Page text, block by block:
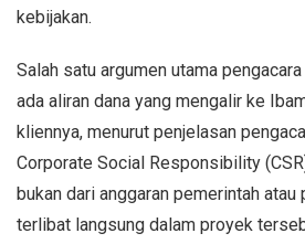
kebijakan.
Salah satu argumen utama
ada aliran dana yang mengalir ke
kliennya, menurut penjelasan
Corporate Social Responsibility
bukan dari anggaran pemerintah atau
terlibat langsung dalam proyek